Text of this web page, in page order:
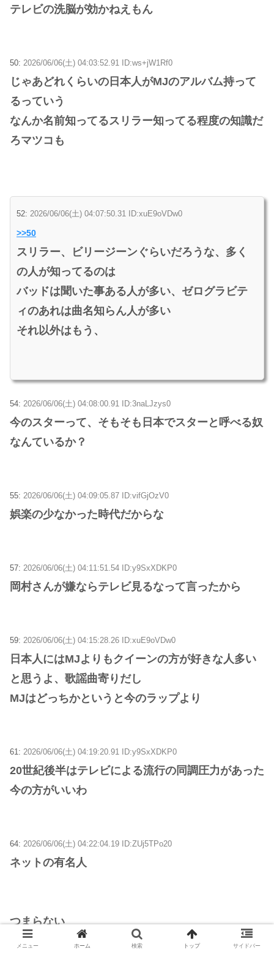
テレビの洗脳が効かねえもん
50: 2026/06/06(土) 04:03:52.91 ID:ws+jW1Rf0
じゃあどれくらいの日本人がМJのアルバム持って
るっていう
なんか名前知ってるスリラー知ってる程度の知識だ
ろマツコも
52: 2026/06/06(土) 04:07:50.31 ID:xuE9oVDw0
>>50
スリラー、ビリージーンぐらいだろうな、多く
の人が知ってるのは
バッドは聞いた事ある人が多い、ゼログラビテ
ィのあれは曲名知らん人が多い
それ以外はもう、
54: 2026/06/06(土) 04:08:00.91 ID:3naLJzys0
今のスターって、そもそも日本でスターと呼べる奴
なんているか？
55: 2026/06/06(土) 04:09:05.87 ID:vifGjOzV0
娯楽の少なかった時代だからな
57: 2026/06/06(土) 04:11:51.54 ID:y9SxXDKP0
岡村さんが嫌ならテレビ見るなって言ったから
59: 2026/06/06(土) 04:15:28.26 ID:xuE9oVDw0
日本人にはMJよりもクイーンの方が好きな人多い
と思うよ、歌謡曲寄りだし
MJはどっちかというと今のラップより
61: 2026/06/06(土) 04:19:20.91 ID:y9SxXDKP0
20世紀後半はテレビによる流行の同調圧力があった
今の方がいいわ
64: 2026/06/06(土) 04:22:04.19 ID:ZUj5TPo20
ネットの有名人
つまらない
メニュー ホーム 検索 トップ サイドバー